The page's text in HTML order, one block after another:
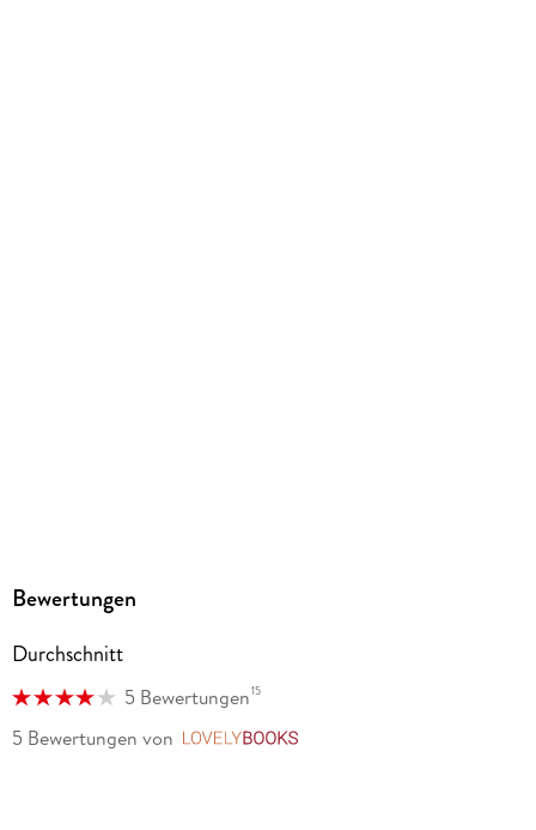
Bewertungen
Durchschnitt
5 Bewertungen15
5 Bewertungen von